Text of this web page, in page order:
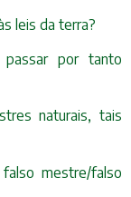
leis da terra?
por tanto
naturais, tais
mestre/falso